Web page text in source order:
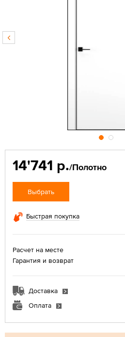
14'741 р./Полотно
Выбрать
Быстрая покупка
Расчет на месте
Гарантия и возврат
Доставка
Оплата